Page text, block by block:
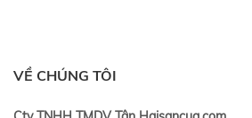
VỀ CHÚNG TÔI